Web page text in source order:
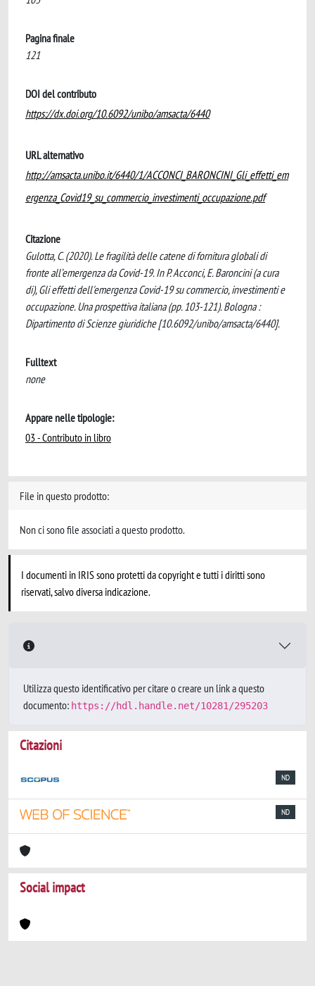
Pagina finale
121
DOI del contributo
https://dx.doi.org/10.6092/unibo/amsacta/6440
URL alternativo
http://amsacta.unibo.it/6440/1/ACCONCI_BARONCINI_Gli_effetti_em
ergenza_Covid19_su_commercio_investimenti_occupazione.pdf
Citazione
Gulotta, C. (2020). Le fragilità delle catene di fornitura globali di
fronte all’emergenza da Covid-19. In P. Acconci, E. Baroncini (a cura
di), Gli effetti dell'emergenza Covid-19 su commercio, investimenti e
occupazione. Una prospettiva italiana (pp. 103-121). Bologna :
Dipartimento di Scienze giuridiche [10.6092/unibo/amsacta/6440].
Fulltext
none
Appare nelle tipologie:
03 - Contributo in libro
File in questo prodotto:
Non ci sono file associati a questo prodotto.
I documenti in IRIS sono protetti da copyright e tutti i diritti sono
riservati, salvo diversa indicazione.
Utilizza questo identificativo per citare o creare un link a questo
documento: https://hdl.handle.net/10281/295203
Citazioni
ND
ND
Social impact